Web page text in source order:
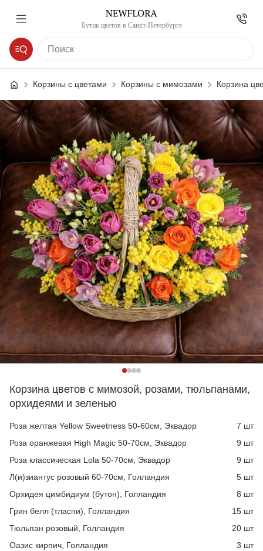
Бутик цветов в Санкт-Петербурге
Корзины с цветами Корзины с мимозами Корзина
Корзина цветов с мимозой, розами, тюльпанами,
орхидеями и зеленью
Роза желтая Yellow Sweetness 50-60см, Эквадор
7 шт
Роза оранжевая High Magic 50-70см, Эквадор
9 шт
Роза классическая Lola 50-70см, Эквадор
9 шт
Л(и)зиантус розовый 60-70см, Голландия
5 шт
Орхидея цимбидиум (бутон), Голландия
8 шт
Грин белл (тласпи), Голландия
15 шт
Тюльпан розовый, Голландия
20 шт
Оазис кирпич, Голландия
3 шт